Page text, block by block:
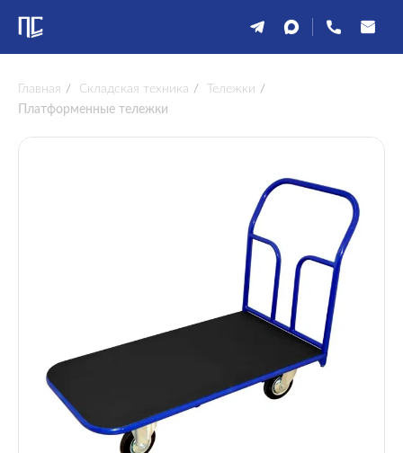
Главная / Складская техника / Тележки /
Платформенные тележки